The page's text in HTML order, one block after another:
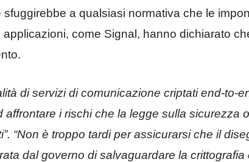
a qualsiasi normativa che le
come Signal, hanno dichiarato
di servizi di comunicazione criptati end-to-
i rischi che la legge sulla sicurezza
“Non è troppo tardi per assicurarsi che il
dal governo di salvaguardare la crittografia